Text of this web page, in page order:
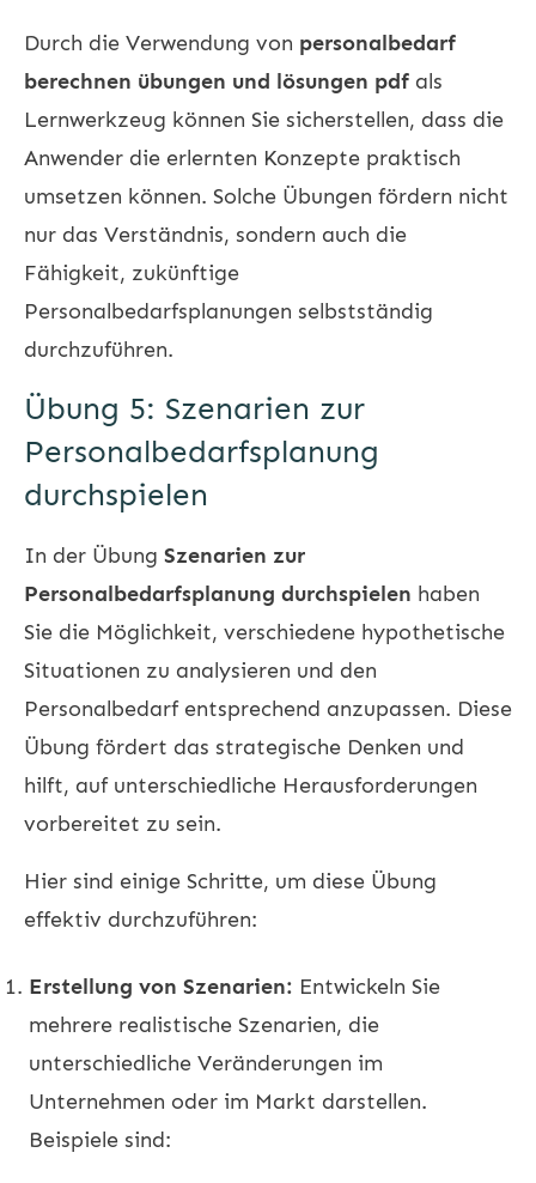
Durch die Verwendung von personalbedarf
berechnen übungen und lösungen pdf als
Lernwerkzeug können Sie sicherstellen, dass die
Anwender die erlernten Konzepte praktisch
umsetzen können. Solche Übungen fördern nicht
nur das Verständnis, sondern auch die
Fähigkeit, zukünftige
Personalbedarfsplanungen selbstständig
durchzuführen.
Übung 5: Szenarien zur
Personalbedarfsplanung
durchspielen
In der Übung Szenarien zur
Personalbedarfsplanung durchspielen haben
Sie die Möglichkeit, verschiedene hypothetische
Situationen zu analysieren und den
Personalbedarf entsprechend anzupassen. Diese
Übung fördert das strategische Denken und
hilft, auf unterschiedliche Herausforderungen
vorbereitet zu sein.
Hier sind einige Schritte, um diese Übung
effektiv durchzuführen:
Erstellung von Szenarien: Entwickeln Sie
mehrere realistische Szenarien, die
unterschiedliche Veränderungen im
Unternehmen oder im Markt darstellen.
Beispiele sind: